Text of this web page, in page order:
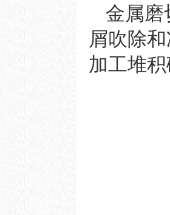
金属磨
屑吹除
加工堆